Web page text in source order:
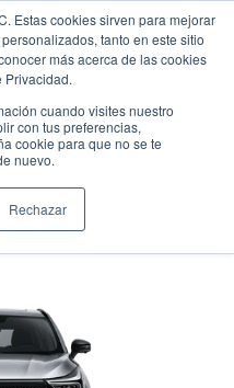
Estas cookies sirven para mejorar
tanto en este sitio
más acerca de las cookies
Privacidad.
cuando visites nuestro
con tus preferencias,
cookie para que no se te
nuevo.
Rechazar